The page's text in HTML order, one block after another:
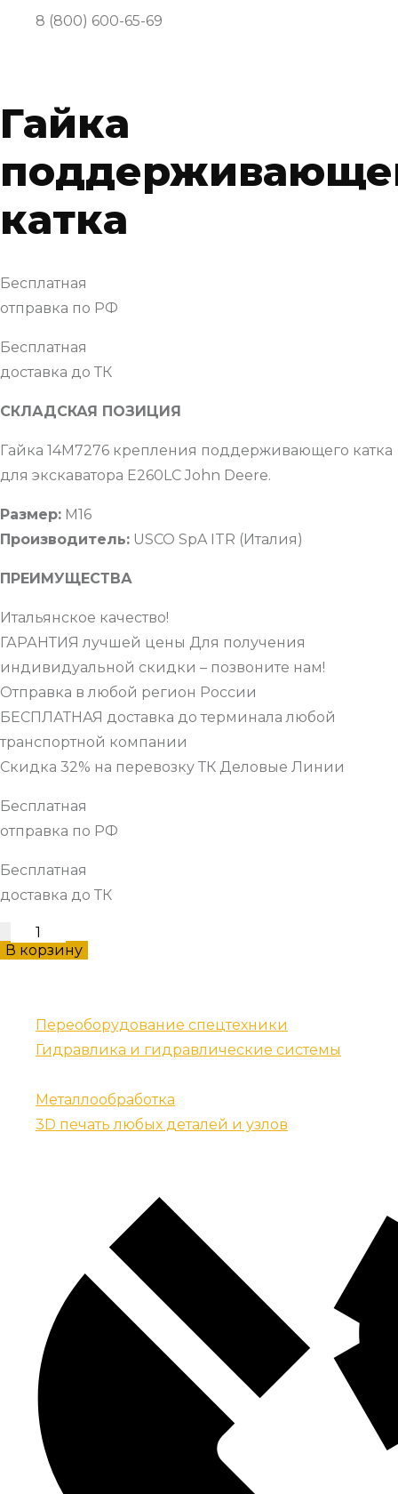
8 (800) 600-65-69
Гайка
катка
Бесплатная
отправка по РФ
Бесплатная
доставка до ТК
СКЛАДСКАЯ ПОЗИЦИЯ
Гайка 14M7276 крепления поддерживающего катка
для экскаватора E260LC John Deere.
Размер: М16
Производитель: USCO SpA ITR (Италия)
ПРЕИМУЩЕСТВА
Итальянское качество!
ГАРАНТИЯ лучшей цены Для получения
индивидуальной скидки – позвоните нам!
Отправка в любой регион России
БЕСПЛАТНАЯ доставка до терминала любой
транспортной компании
Скидка 32% на перевозку ТК Деловые Линии
Бесплатная
отправка по РФ
Бесплатная
доставка до ТК
Гайка
поддерживающего
В корзину
Переоборудование спецтехники
Гидравлика и гидравлические системы
Металлообработка
3D печать любых деталей и узлов